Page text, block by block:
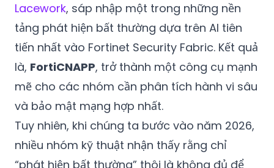
Lacework, sáp nhập một trong những nền
tảng phát hiện bất thường dựa trên AI tiên
tiến nhất vào Fortinet Security Fabric. Kết quả
là, FortiCNAPP, trở thành một công cụ mạnh
mẽ cho các nhóm cần phân tích hành vi sâu
và bảo mật mạng hợp nhất.
Tuy nhiên, khi chúng ta bước vào năm 2026,
nhiều nhóm kỹ thuật nhận thấy rằng chỉ
“phát hiện bất thường” thôi là không đủ để